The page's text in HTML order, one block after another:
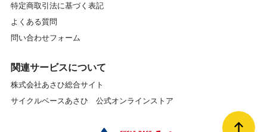
特定商取引法に基づく表記
よくある質問
問い合わせフォーム
関連サービスについて
株式会社あさひ総合サイト
サイクルベースあさひ 公式オンラインストア